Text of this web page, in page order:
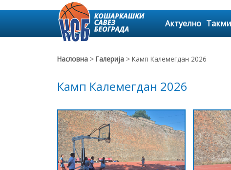
Актуелно
Насловна > Галерија > Камп Калемегдан 2026
Камп Калемегдан 2026